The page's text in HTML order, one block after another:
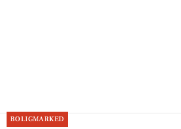
BOLIGMARKED